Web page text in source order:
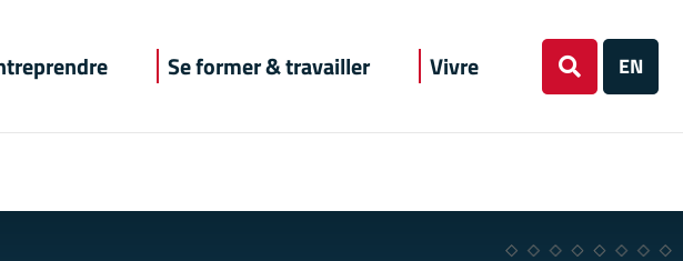
Se former & travailler Vivre Rechercher
EN